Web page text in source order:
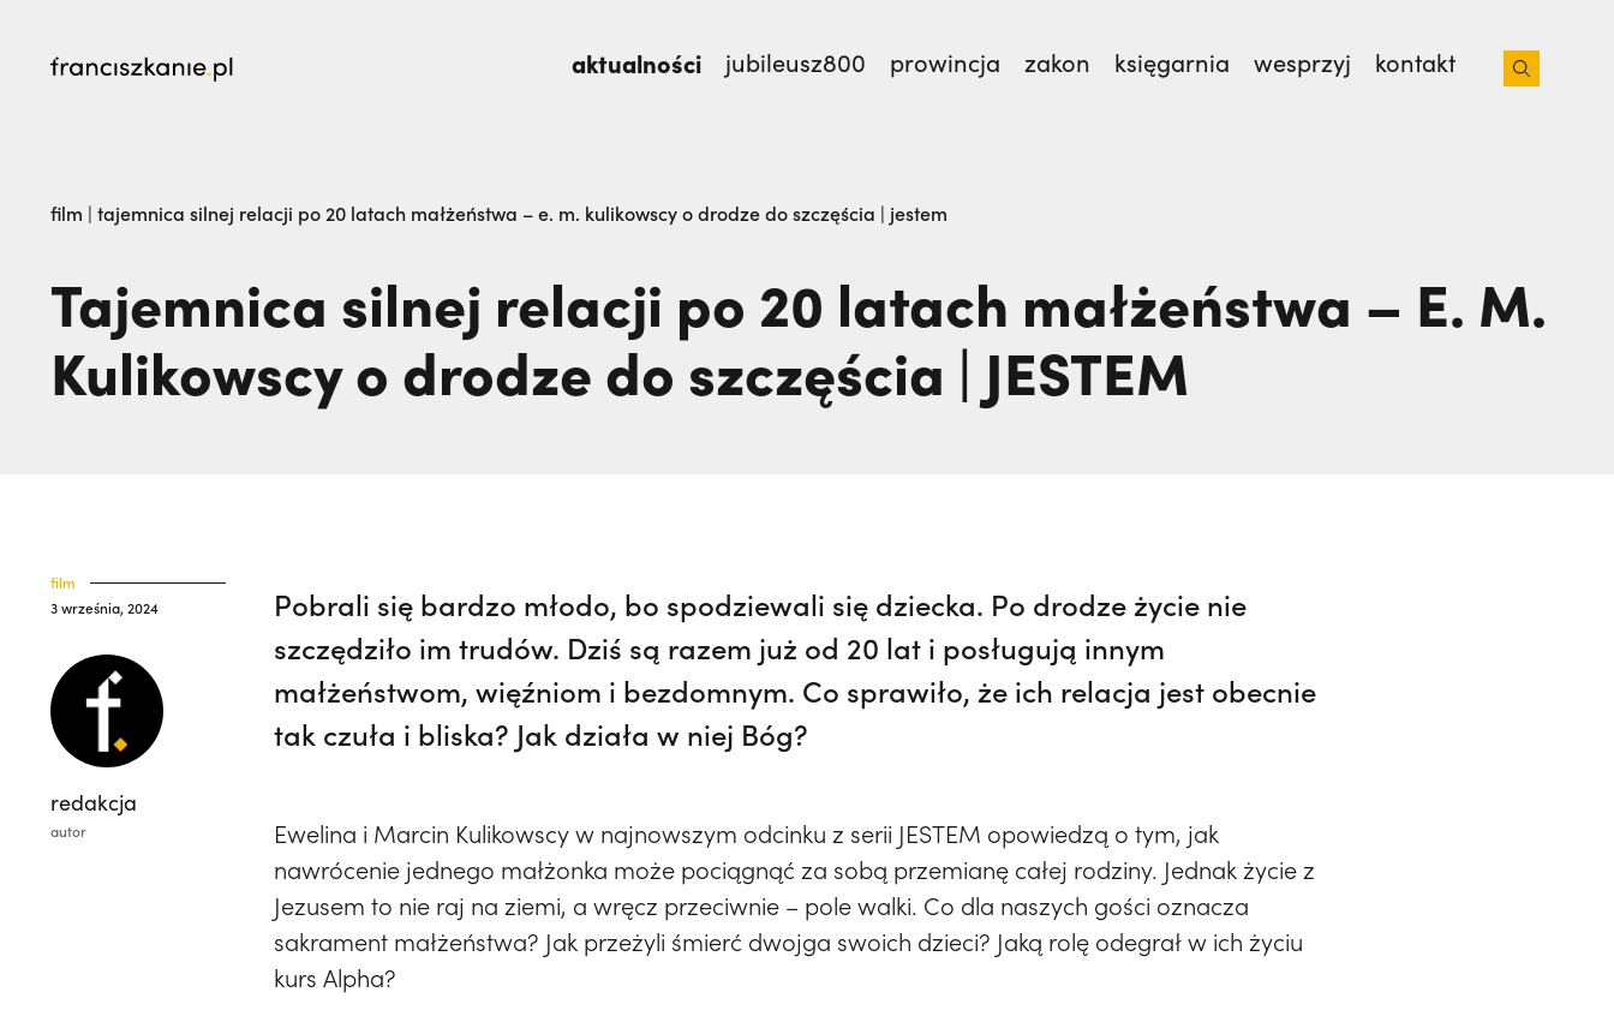
aktualności jubileusz800 prowincja zakon księgarnia wesprzyj kontakt
Kalwaria Pacławska zaprasza na Wielki Odpust., Nigdy nie przestać ufać (Mt 14, 22-33) | o. Zdzisław Kijas,
film | tajemnica silnej relacji po 20 latach małżeństwa – e. m. kulikowscy o drodze do szczęścia | jestem
Tajemnica silnej relacji po 20 latach małżeństwa – E. M.
Kulikowscy o drodze do szczęścia | JESTEM
film
3 września, 2024
redakcja
autor
Pobrali się bardzo młodo, bo spodziewali się dziecka. Po drodze życie nie
szczędziło im trudów. Dziś są razem już od 20 lat i posługują innym
małżeństwom, więźniom i bezdomnym. Co sprawiło, że ich relacja jest obecnie
tak czuła i bliska? Jak działa w niej Bóg?
Ewelina i Marcin Kulikowscy w najnowszym odcinku z serii JESTEM opowiedzą o tym, jak
nawrócenie jednego małżonka może pociągnąć za sobą przemianę całej rodziny. Jednak życie z
Jezusem to nie raj na ziemi, a wręcz przeciwnie – pole walki. Co dla naszych gości oznacza
sakrament małżeństwa? Jak przeżyli śmierć dwojga swoich dzieci? Jaką rolę odegrał w ich życiu
kurs Alpha?